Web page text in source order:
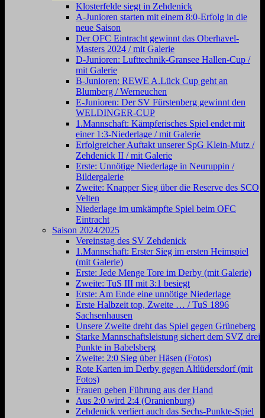
Klosterfelde siegt in Zehdenick
A-Junioren starten mit einem 8:0-Erfolg in die
neue Saison
Der OFC Eintracht gewinnt das Oberhavel-
Masters 2024 / mit Galerie
D-Junioren: Lufttechnik-Gransee Hallen-Cup /
mit Galerie
B-Junioren: REWE A.Lück Cup geht an
Blumberg / Werneuchen
E-Junioren: Der SV Fürstenberg gewinnt den
WELDINGER-CUP
1.Mannschaft: Kämpferisches Spiel endet mit
einer 1:3-Niederlage / mit Galerie
Erfolgreicher Auftakt unserer SpG Klein-Mutz /
Zehdenick II / mit Galerie
Erste: Unnötige Niederlage in Neuruppin /
Bildergalerie
Zweite: Knapper Sieg über die Reserve des SCO
Velten
Niederlage im umkämpfte Spiel beim OFC
Eintracht
Saison 2024/2025
Vereinstag des SV Zehdenick
1.Mannschaft: Erster Sieg im ersten Heimspiel
(mit Galerie)
Erste: Jede Menge Tore im Derby (mit Galerie)
Zweite: TuS III mit 3:1 besiegt
Erste: Am Ende eine unnötige Niederlage
Erste Halbzeit top, Zweite … / TuS 1896
Sachsenhausen
Unsere Zweite dreht das Spiel gegen Grüneberg
Starke Mannschaftsleistung sichert dem SVZ drei
Punkte in Babelsberg
Zweite: 2:0 Sieg über Häsen (Fotos)
Rote Karten im Derby gegen Altlüdersdorf (mit
Fotos)
Frauen geben Führung aus der Hand
Aus 2:0 wird 2:4 (Oranienburg)
Zehdenick verliert auch das Sechs-Punkte-Spiel